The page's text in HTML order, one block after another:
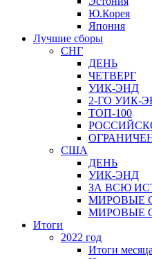
Ю.Корея
Япония
Лучшие сборы
СНГ
ДЕНЬ
ЧЕТВЕРГ
УИК-ЭНД
2-ГО УИК-
ТОП-100
США
ДЕНЬ
УИК-ЭНД
ЗА ВСЮ
МИРОВЫЕ
МИРОВЫЕ
Итоги
2022 год
Итоги месяца